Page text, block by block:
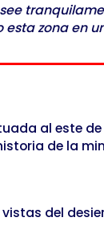
zona en
al este de
de la
del